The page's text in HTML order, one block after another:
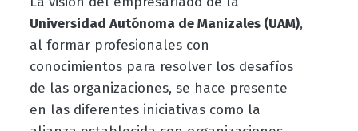
Universidad Autónoma de Manizales (UAM),
al formar profesionales con
conocimientos para resolver los desafíos
de las organizaciones, se hace presente
en las diferentes iniciativas como la